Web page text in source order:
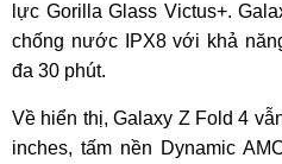
lực Gorilla Glass Victus+.
chống nước IPX8 với khả
đa 30 phút.
Về hiển thị, Galaxy Z Fold 4
inches, tấm nền Dynamic